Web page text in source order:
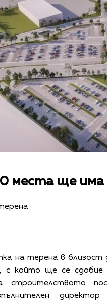
места ще
на терена в близост
с който ще се
строителството